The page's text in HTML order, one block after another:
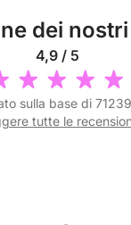
dei
4,9 / 5
sulla base di
tutte le